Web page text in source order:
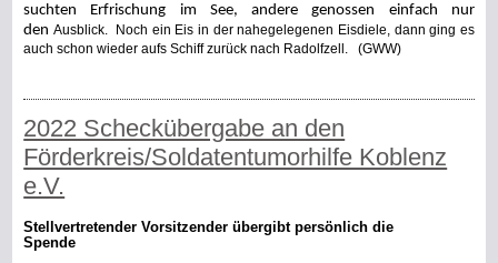
suchten Erfrischung im See, andere genossen einfach nur
den Ausblick.
Noch ein Eis in der nahegelegenen Eisdiele, dann ging es
auch schon wieder aufs Schiff zurück nach Radolfzell. (GWW)
2022 Scheckübergabe an den
Förderkreis/Soldatentumorhilfe Koblenz
e.V.
Stellvertretender Vorsitzender übergibt persönlich die
Spende